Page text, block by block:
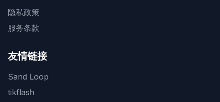
隐私政策
服务条款
友情链接
Sand Loop
tikflash